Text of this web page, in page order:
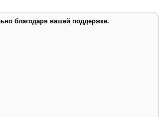
благодаря вашей поддержке.